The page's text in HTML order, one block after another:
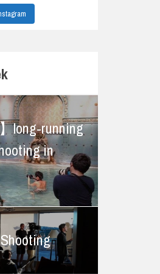
long-running
in